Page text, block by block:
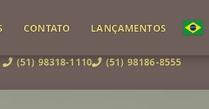
(51) 98318-1110 (51) 98186-8555
CONTATO LANÇAMENTOS